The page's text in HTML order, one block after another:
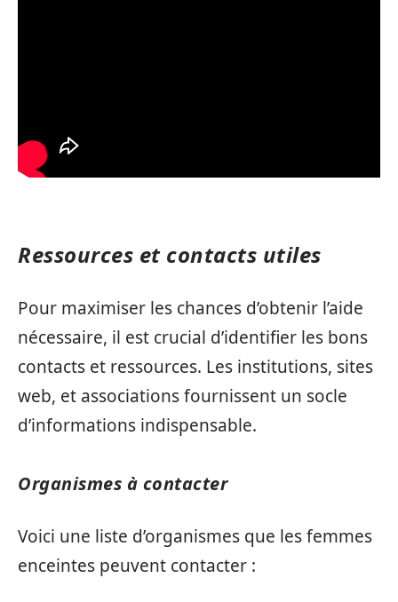
Ressources et contacts utiles
Pour maximiser les chances d’obtenir l’aide
nécessaire, il est crucial d’identifier les bons
contacts et ressources. Les institutions, sites
web, et associations fournissent un socle
d’informations indispensable.
Organismes à contacter
Voici une liste d’organismes que les femmes
enceintes peuvent contacter :